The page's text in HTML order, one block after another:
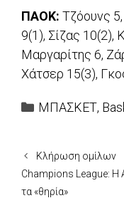
ΠΑΟΚ: Τζόουνς
9(1), Σίζας 10(2),
Μαργαρίτης 6,
Χάτσερ 15(3),
Categories
ΜΠΑΣΚΕΤ,
Κλήρωση ομίλων
Champions League: Η
τα «θηρία»